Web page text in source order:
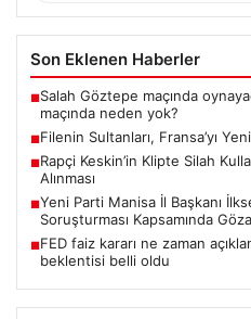
Son Eklenen Haberler
■Salah Göztepe maçında
maçında neden yok?
■Filenin Sultanları, Fransa’yı
■Rapçi Keskin’in Klipte Silah
Alınması
■Yeni Parti Manisa İl Başkanı
Soruşturması Kapsamında
■FED faiz kararı ne zaman
beklentisi belli oldu